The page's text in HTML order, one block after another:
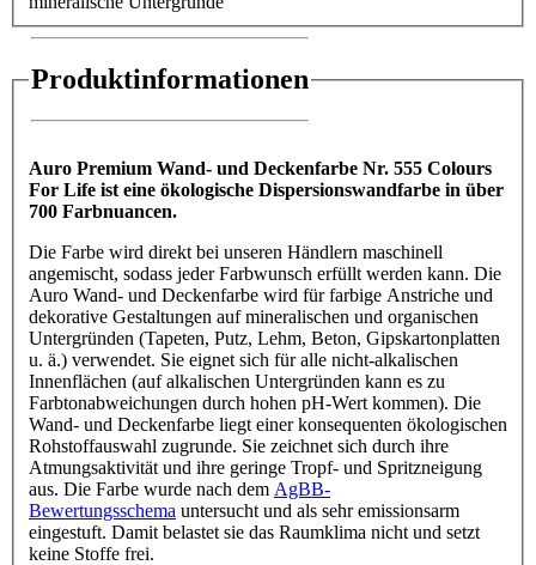
Produktinformationen
Auro Premium Wand- und Deckenfarbe Nr. 555 Colours
For Life ist eine ökologische Dispersionswandfarbe in über
700 Farbnuancen.
Die Farbe wird direkt bei unseren Händlern maschinell
angemischt, sodass jeder Farbwunsch erfüllt werden kann. Die
Auro Wand- und Deckenfarbe wird für farbige Anstriche und
dekorative Gestaltungen auf mineralischen und organischen
Untergründen (Tapeten, Putz, Lehm, Beton, Gipskartonplatten
u. ä.) verwendet. Sie eignet sich für alle nicht-alkalischen
Innenflächen (auf alkalischen Untergründen kann es zu
Farbtonabweichungen durch hohen pH-Wert kommen). Die
Wand- und Deckenfarbe liegt einer konsequenten ökologischen
Rohstoffauswahl zugrunde. Sie zeichnet sich durch ihre
Atmungsaktivität und ihre geringe Tropf- und Spritzneigung
aus. Die Farbe wurde nach dem AgBB-
Bewertungsschema untersucht und als sehr emissionsarm
eingestuft. Damit belastet sie das Raumklima nicht und setzt
keine Stoffe frei.